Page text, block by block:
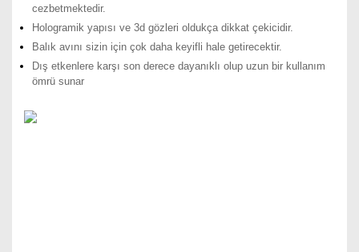
cezbetmektedir.
Hologramik yapısı ve 3d gözleri oldukça dikkat çekicidir.
Balık avını sizin için çok daha keyifli hale getirecektir.
Dış etkenlere karşı son derece dayanıklı olup uzun bir kullanım
ömrü sunar